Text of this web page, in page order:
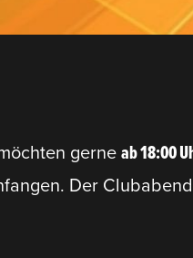
gerneab 18:00
Der